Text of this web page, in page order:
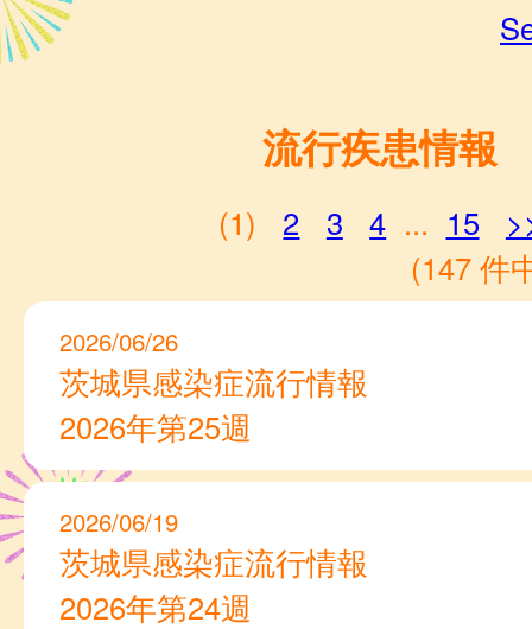
流行疾患情報
(1) 2 3 4 ... 15
(147 件
2026/06/26
茨城県感染症流行情報
2026年第25週
2026/06/19
茨城県感染症流行情報
2026年第24週